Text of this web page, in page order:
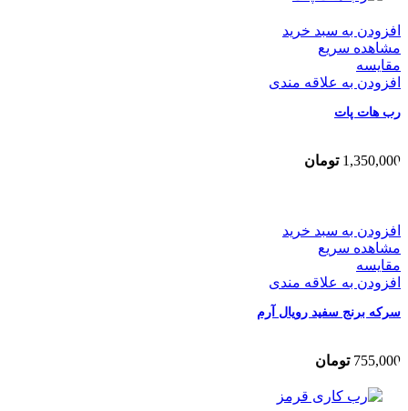
افزودن به سبد خرید
مشاهده سریع
مقایسه
افزودن به علاقه مندی
رب هات پات
1,350,000 تومان
افزودن به سبد خرید
مشاهده سریع
مقایسه
افزودن به علاقه مندی
سرکه برنج سفید رویال آرم
755,000 تومان